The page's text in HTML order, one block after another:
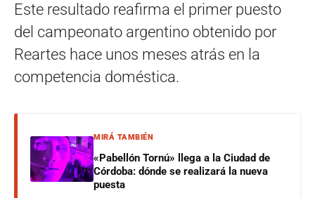
Este resultado reafirma el primer puesto
del campeonato argentino obtenido por
Reartes hace unos meses atrás en la
competencia doméstica.
MIRÁ TAMBIÉN
«Pabellón Tornú» llega a la Ciudad de
Córdoba: dónde se realizará la nueva
puesta